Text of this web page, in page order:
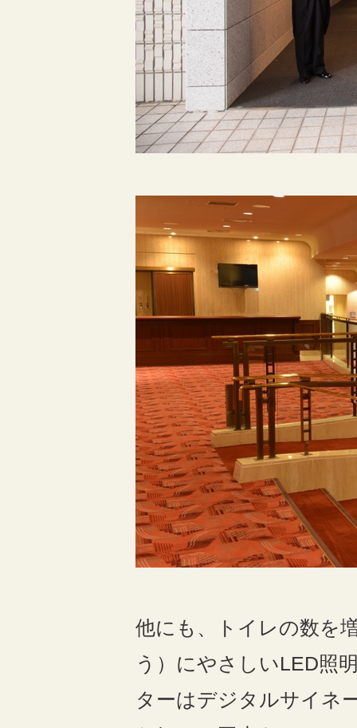
他にも、トイレの数を
う）にやさしいLED照
ターはデジタルサイネ